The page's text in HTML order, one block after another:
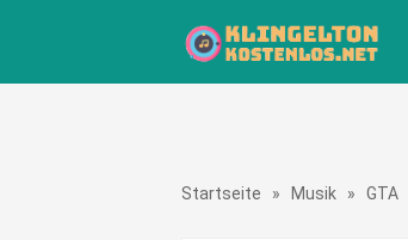
Startseite » Musik » GTA